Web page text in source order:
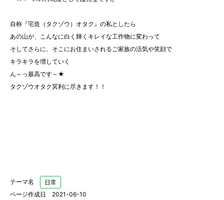
自称『宅造（タクゾウ）オタク』の私としたら
あの山が、こんなに白く輝くキレイな工作物に変わって
そしてさらに、そこにお住まいされるご家族の活気や笑顔で
キラキラを増していく
ん～っ最高です～★
タクゾウオタク冥利に尽きます！！
テーマ名
日常
ページ作成日 2021-06-10